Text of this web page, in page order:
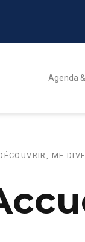
Agenda
ME